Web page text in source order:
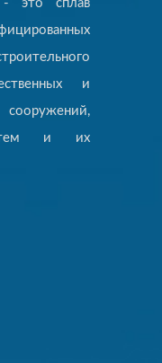
это сплав
и
и их